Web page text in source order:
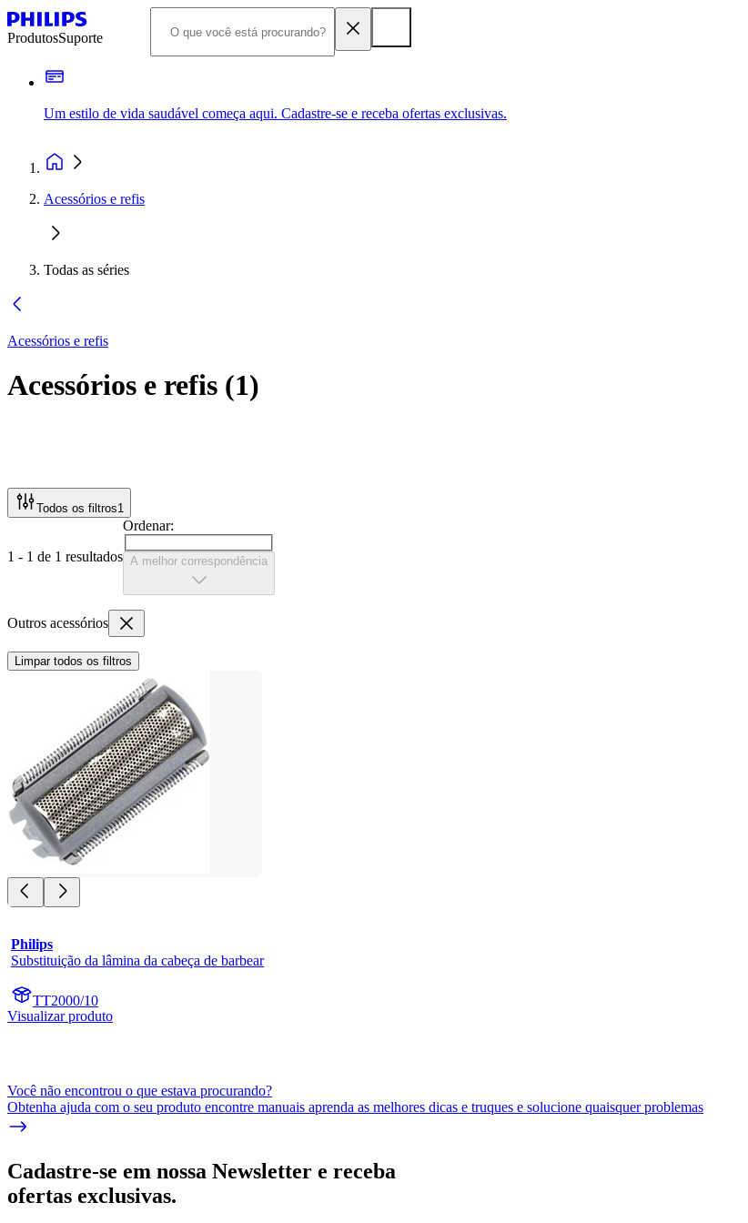
ProdutosSuporte
Um estilo de vida saudável começa aqui. Cadastre-se e receba ofertas exclusivas.
Acessórios e refis
Todas as séries
Acessórios e refis
Acessórios e refis (1)
Todos os filtros1
1 - 1 de 1 resultados
Ordenar:
A melhor correspondência
Outros acessórios
Limpar todos os filtros
Philips
Substituição da lâmina da cabeça de barbear
TT2000/10
Visualizar produto
Você não encontrou o que estava procurando?
Obtenha ajuda com o seu produto encontre manuais aprenda as melhores dicas e truques e solucione quaisquer problemas
Cadastre-se em nossa Newsletter e receba
ofertas exclusivas.